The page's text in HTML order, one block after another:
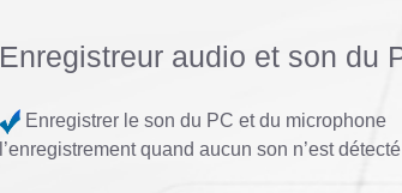
Enregistreur audio et son du
Enregistrer le son du PC et du microphone
l’enregistrement quand aucun son n’est détecté